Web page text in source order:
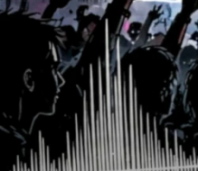
Aller
contenu
principal